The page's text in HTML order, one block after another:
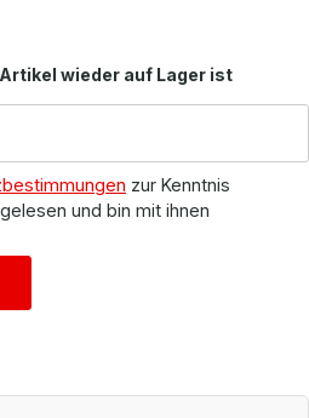
wieder auf Lager ist
zur Kenntnis
gelesen und bin mit ihnen